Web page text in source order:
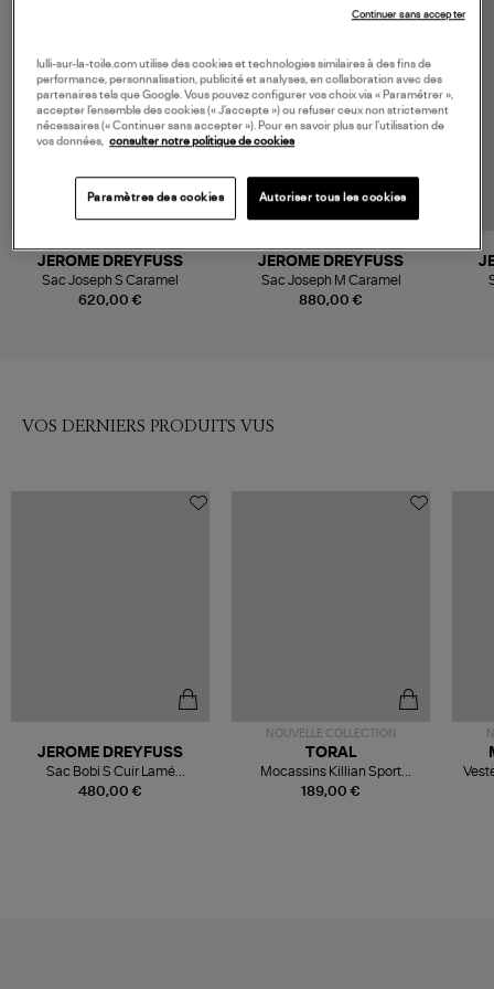
620,00 €
JEROME DREYFUSS
Sac Joseph S Caramel
880,00 €
JEROME DREYFUSS
Sac Joseph M Caramel
VOS DERNIERS PRODUITS VUS
480,00 €
JEROME DREYFUSS
Sac Bobi S Cuir Lamé
Champagne
NOUVELLE COLLECTION
189,00 €
TORAL
Mocassins Killian Sport
Mousse
lulli-sur-la-toile.com utilise des cookies et technologies similaires à des fins de
performance, personnalisation, publicité et analyses, en collaboration avec des
partenaires tels que Google. Vous pouvez configurer vos choix via « Paramétrer »,
accepter l’ensemble des cookies (« J’accepte ») ou refuser ceux non strictement
nécessaires (« Continuer sans accepter »). Pour en savoir plus sur l’utilisation de
vos données,
consulter notre politique de cookies
Paramètres des cookies Autoriser tous les cookies
Continuer sans accepter